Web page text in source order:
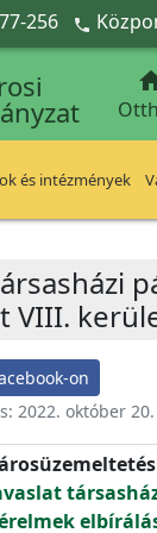
256 
és intézmények
VIII.
on
2022. október 20.